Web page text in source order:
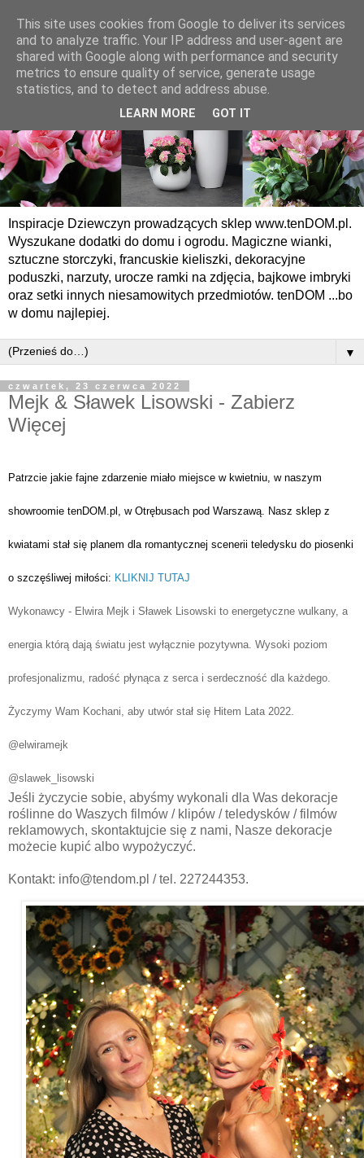
Inspiracje Dziewczyn prowadzących sklep www.tenDOM.pl.
Wyszukane dodatki do domu i ogrodu. Magiczne wianki,
sztuczne storczyki, francuskie kieliszki, dekoracyjne
poduszki, narzuty, urocze ramki na zdjęcia, bajkowe imbryki
oraz setki innych niesamowitych przedmiotów. tenDOM ...bo
w domu najlepiej.
▼
czwartek, 23 czerwca 2022
Mejk & Sławek Lisowski - Zabierz
Więcej
Patrzcie jakie fajne zdarzenie miało miejsce w kwietniu, w naszym
showroomie tenDOM.pl, w Otrębusach pod Warszawą. Nasz sklep z
kwiatami stał się planem dla romantycznej scenerii teledysku do piosenki
o szczęśliwej miłości: K LIKNIJ TUTAJ
Wykonawcy - Elwira Mejk i Sławek Lisowski to energetyczne wulkany, a
energia którą dają światu jest wyłącznie pozytywna. Wysoki poziom
profesjonalizmu, radość płynąca z serca i serdeczność dla każdego.
Życzymy Wam Kochani, aby utwór stał się Hitem Lata 2022.
@elwiramejk
@slawek_lisowski
Jeśli życzycie sobie, abyśmy wykonali dla Was dekoracje
roślinne do Waszych filmów / klipów / teledysków / filmów
reklamowych, skontaktujcie się z nami, Nasze dekoracje
możecie kupić albo wypożyczyć.
Kontakt: info@tendom.pl / tel. 227244353.
This site uses cookies from Google to deliver its services
and to analyze traffic. Your IP address and user-agent are
shared with Google along with performance and security
metrics to ensure quality of service, generate usage
statistics, and to detect and address abuse.
LEARN MORE GOT IT